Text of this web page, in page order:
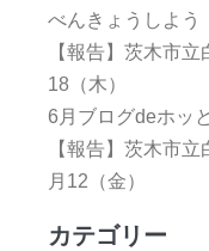
べんきょうしよう
【報告】茨木市
18（木）
6月ブログdeホッ
【報告】茨木市
月12（金）
カテゴリー